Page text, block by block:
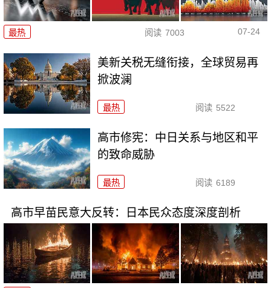
最热 阅读 7003 07-24
美新关税无缝衔接，全球贸易再
掀波澜
最热 阅读 5522
高市修宪：中日关系与地区和平
的致命威胁
最热 阅读 6189
高市早苗民意大反转：日本民众态度深度剖析